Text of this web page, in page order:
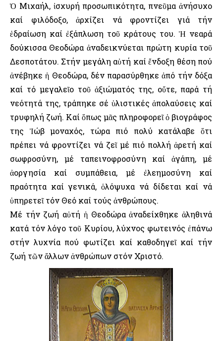
Ὁ Μιχαήλ, ἰσχυρή προσωπικότητα, πνεῦμα ἀνήσυχο
καί φιλόδοξο, ἀρχίζει νά φροντίζει γιά τήν
ἑδραίωση καί ἐξάπλωση τοῦ κράτους του. Ἡ νεαρά
δούκισσα Θεοδώρα ἀναδεικνύεται πρώτη κυρία τοῦ
Δεσποτάτου. Στήν μεγάλη αὐτή καί ἔνδοξη θέση πού
ἀνέβηκε ἡ Θεοδώρα, δέν παρασύρθηκε ἀπό τήν δόξα
καί τό μεγαλεῖο τοῦ ἀξιώματός της, οὔτε, παρά τή
νεότητά της, τράπηκε σέ ὑλιστικές ἀπολαύσεις καί
τρυφηλή ζωή. Καί ὅπως μᾶς πληροφορεῖ ὁ βιογράφος
της Ἰώβ μοναχός, τώρα πιό πολύ κατάλαβε ὅτι
πρέπει νά φροντίζει νά ζεῖ μέ πιό πολλή ἀρετή καί
σωφροσύνη, μέ ταπεινοφροσύνη καί ἀγάπη, μέ
ἀοργησία καί συμπάθεια, μέ ἐλεημοσύνη καί
πραότητα καί γενικά, ὁλόψυχα νά δίδεται καί νά
ὑπηρετεῖ τόν Θεό καί τούς ἀνθρώπους.
Μέ τήν ζωή αὐτή ἡ Θεοδώρα ἀναδείχθηκε ἀληθινά
κατά τόν λόγο τοῦ Κυρίου, λύχνος φωτεινός ἐπάνω
στήν λυχνία πού φωτίζει καί καθοδηγεῖ καί τήν
ζωή τῶν ἄλλων ἀνθρώπων στόν Χριστό.